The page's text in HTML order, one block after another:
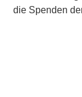
die Spenden